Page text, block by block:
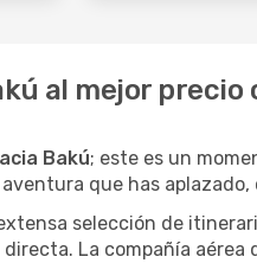
al mejor precio
Bakú; este es un
que has
selección de
directa. La compañía